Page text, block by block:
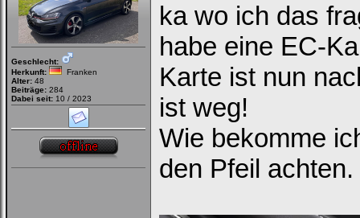
Geschlecht:
Herkunft:
Franken
Alter: 48
Beiträge: 284
Dabei seit: 10 / 2023
ka wo ich das
habe eine EC-
Karte ist nun
ist weg!
Wie bekomme
den Pfeil achten.